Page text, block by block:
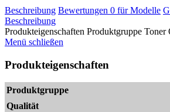
Beschreibung Bewertungen 0 für Modelle
Beschreibung
Produkteigenschaften Produktgruppe
Menü schließen
Produkteigenschaften
Produktgruppe
Qualität